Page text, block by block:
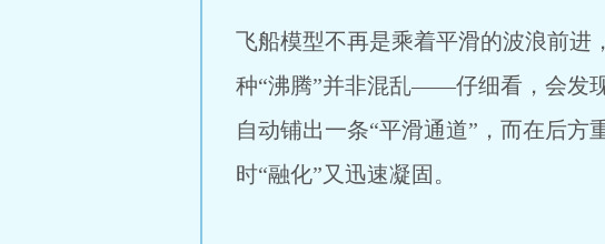
飞船模型不再是乘着平滑的波浪前进
种“沸腾”并非混乱——仔细看，会发
自动铺出一条“平滑通道”，而在后方
时“融化”又迅速凝固。